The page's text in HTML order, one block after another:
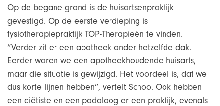
Op de begane grond is de huisartsenpraktijk
gevestigd. Op de eerste verdieping is
fysiotherapiepraktijk TOP-Therapieën te vinden.
“Verder zit er een apotheek onder hetzelfde dak.
Eerder waren we een apotheekhoudende huisarts,
maar die situatie is gewijzigd. Het voordeel is, dat we
dus korte lijnen hebben”, vertelt Schoo. Ook hebben
een diëtiste en een podoloog er een praktijk, evenals